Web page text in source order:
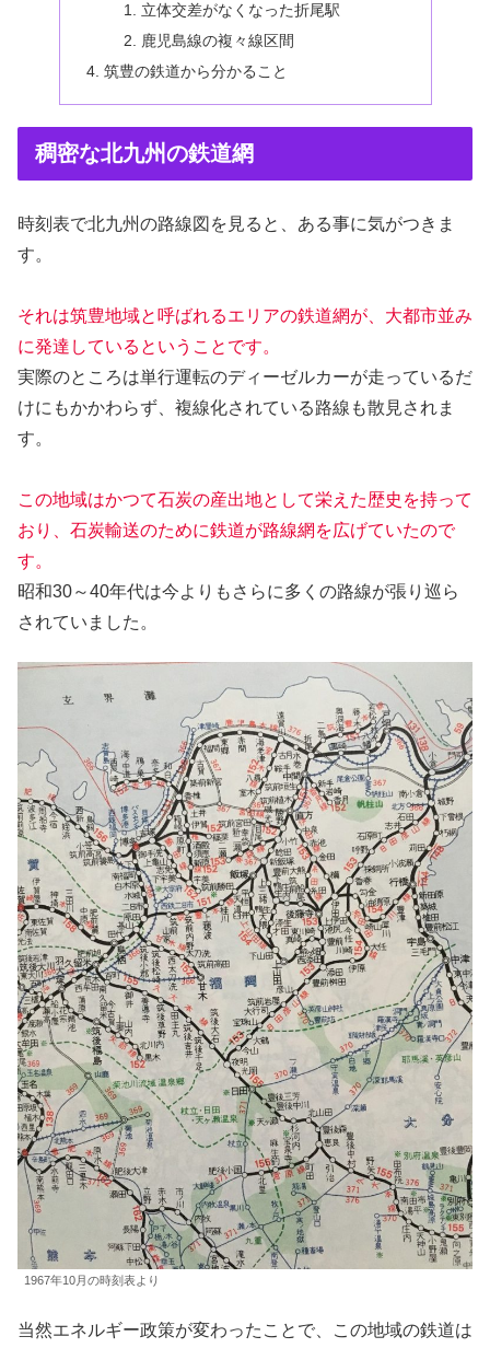
立体交差がなくなった折尾駅
鹿児島線の複々線区間
筑豊の鉄道から分かること
稠密な北九州の鉄道網
時刻表で北九州の路線図を見ると、ある事に気がつきま
す。
それは筑豊地域と呼ばれるエリアの鉄道網が、大都市並み
に発達しているということです。
実際のところは単行運転のディーゼルカーが走っているだ
けにもかかわらず、複線化されている路線も散見されま
す。
この地域はかつて石炭の産出地として栄えた歴史を持って
おり、石炭輸送のために鉄道が路線網を広げていたので
す。
昭和30～40年代は今よりもさらに多くの路線が張り巡ら
されていました。
1967年10月の時刻表より
当然エネルギー政策が変わったことで、この地域の鉄道は